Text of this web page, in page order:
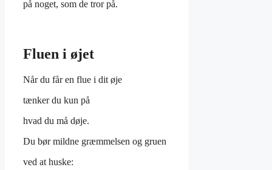
på noget, som de tror på.
Fluen i øjet
Når du får en flue i dit øje
tænker du kun på
hvad du må døje.
Du bør mildne græmmelsen og gruen
ved at huske: